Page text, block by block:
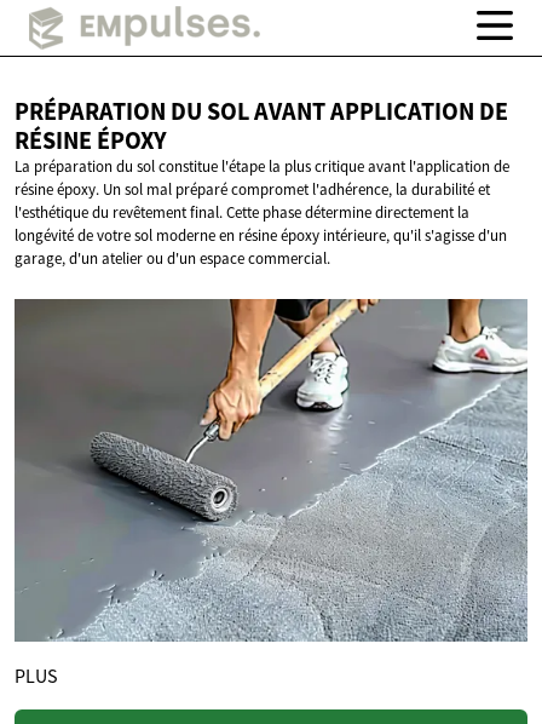
PRÉPARATION DU SOL AVANT APPLICATION DE
RÉSINE ÉPOXY
La préparation du sol constitue l'étape la plus critique avant l'application de
résine époxy. Un sol mal préparé compromet l'adhérence, la durabilité et
l'esthétique du revêtement final. Cette phase détermine directement la
longévité de votre sol moderne en résine époxy intérieure, qu'il s'agisse d'un
garage, d'un atelier ou d'un espace commercial.
PLUS